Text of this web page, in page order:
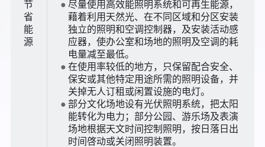
节
省
能
源
尽量使用高效能照明系统和可再生能源，
藉着利用天然光、在不同区域和分区安装
独立的照明和空调控制器，及安装活动感
应器，使办公室和场地的照明及空调的耗
电量减至最低。
在使用率较低的地方，只保留配合安全、
保安或其他特定用途所需的照明设备，并
关掉无人订租或闲置设施的电灯。
部分文化场地设有光伏照明系统，把太阳
能转化为电力；部分公园、游乐场及表演
场地根据天文时间控制照明，按日落日出
时间啓动或关闭照明装置。